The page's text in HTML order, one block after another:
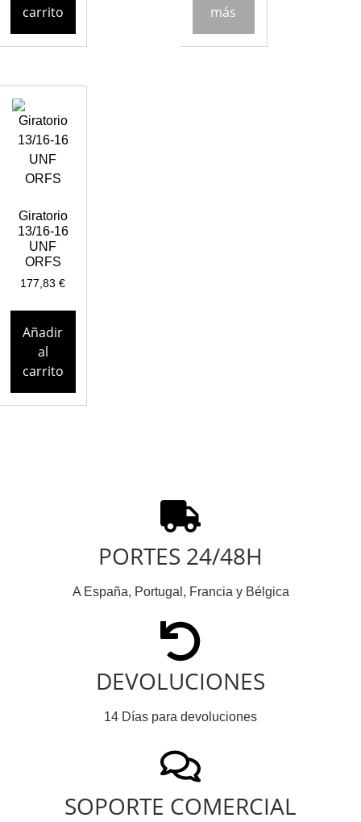
carrito
más
Giratorio
13/16-16
UNF
ORFS
177,83€
Añadir
al
carrito
PORTES 24/48H
A España, Portugal, Francia y Bélgica
DEVOLUCIONES
14 Días para devoluciones
SOPORTE COMERCIAL